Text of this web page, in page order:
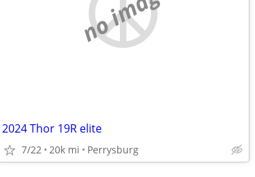
2024 Thor 19R elite
7/22 20k mi Perrysburg